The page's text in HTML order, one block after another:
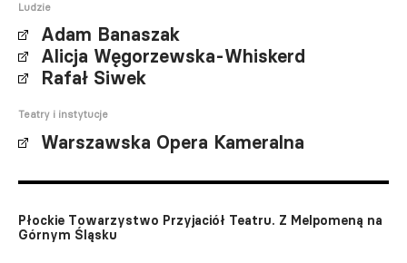
Ludzie
Adam Banaszak
Alicja Węgorzewska-Whiskerd
Rafał Siwek
Teatry i instytucje
Warszawska Opera Kameralna
Płockie Towarzystwo Przyjaciół Teatru. Z Melpomeną na
Górnym Śląsku